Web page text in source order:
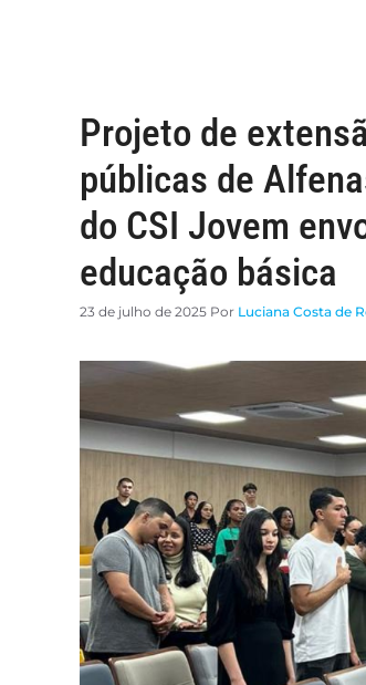
Projeto de
públicas de
do CSI Jovem
educação básica
23 de julho de 2025 Por Luciana Costa de